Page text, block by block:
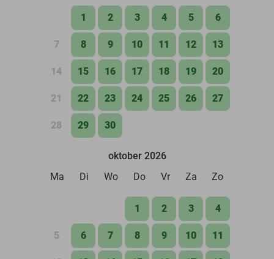
1 2 3 4 5 6
7 8 9 10 11 12 13
14 15 16 17 18 19 20
21 22 23 24 25 26 27
28 29 30
oktober 2026
Ma
Di Wo Do Vr Za Zo
1 2 3 4
5 6 7 8 9 10 11